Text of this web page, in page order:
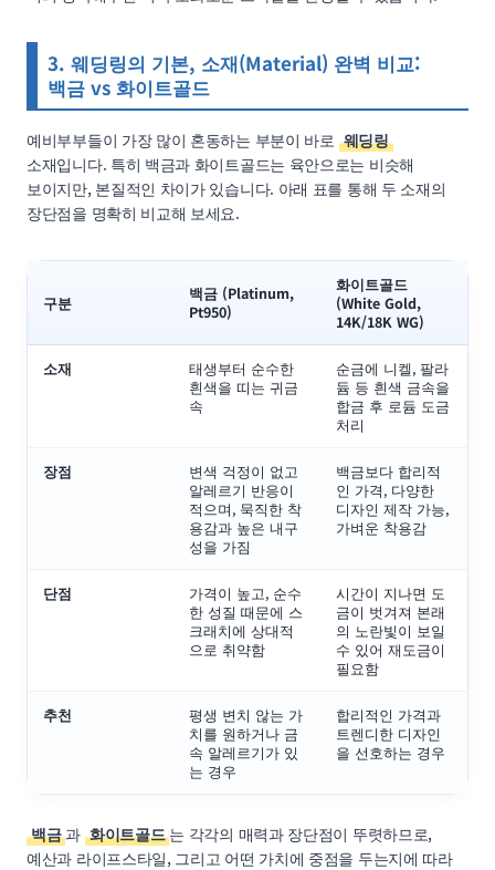
3. 웨딩링의 기본, 소재(Material) 완벽 비교:
백금 vs 화이트골드
예비부부들이 가장 많이 혼동하는 부분이 바로 웨딩링
소재입니다. 특히 백금과 화이트골드는 육안으로는 비슷해
보이지만, 본질적인 차이가 있습니다. 아래 표를 통해 두 소재의
장단점을 명확히 비교해 보세요.
구분
백금 (Platinum,
Pt950)
화이트골드
(White Gold,
14K/18K WG)
소재
태생부터 순수한
흰색을 띠는 귀금
속
순금에 니켈, 팔라
듐 등 흰색 금속을
합금 후 로듐 도금
처리
장점
변색 걱정이 없고
알레르기 반응이
적으며, 묵직한 착
용감과 높은 내구
성을 가짐
백금보다 합리적
인 가격, 다양한
디자인 제작 가능,
가벼운 착용감
단점
가격이 높고, 순수
한 성질 때문에 스
크래치에 상대적
으로 취약함
시간이 지나면 도
금이 벗겨져 본래
의 노란빛이 보일
수 있어 재도금이
필요함
추천
평생 변치 않는 가
치를 원하거나 금
속 알레르기가 있
는 경우
합리적인 가격과
트렌디한 디자인
을 선호하는 경우
백금 과 화이트골드 는 각각의 매력과 장단점이 뚜렷하므로,
예산과 라이프스타일, 그리고 어떤 가치에 중점을 두는지에 따라